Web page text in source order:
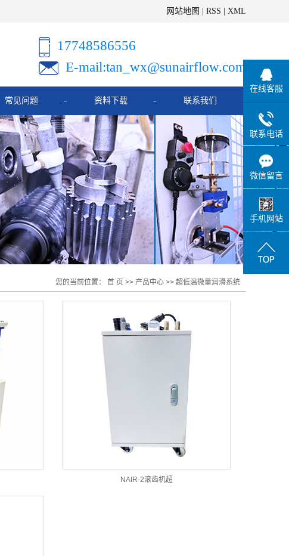
网站地图 RSS XML
17748586556
E-mail:tan_wx@sunairflow.com
常见问题 资料下载 联系我们
您的当前位置： 首 页 >> 产品中心 >> 超低温微量润滑系统
NAIR-2滚齿机超
在线客服
联系电话
微信留言
手机网站